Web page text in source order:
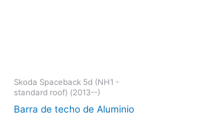
Skoda Spaceback 5d (NH1 -
standard roof) (2013--)
Barra de techo de Aluminio